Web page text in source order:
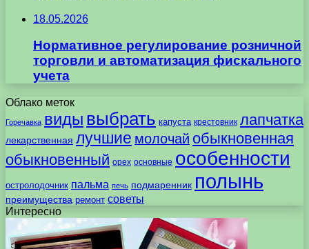
18.05.2026
Нормативное регулирование розничной
торговли и автоматизация фискального
учета
Облако меток
Горечавка виды выбрать капуста крестовник лапчатка
лекарственная лучшие молочай обыкновенная
обыкновенный орех основные особенности
остролодочник пальма печь подмаренник полынь
преимущества ремонт советы
Интересно